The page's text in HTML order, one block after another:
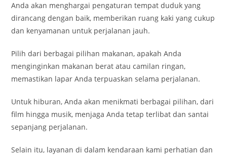
Anda akan menghargai pengaturan tempat duduk yang
dirancang dengan baik, memberikan ruang kaki yang cukup
dan kenyamanan untuk perjalanan jauh.
Pilih dari berbagai pilihan makanan, apakah Anda
menginginkan makanan berat atau camilan ringan,
memastikan lapar Anda terpuaskan selama perjalanan.
Untuk hiburan, Anda akan menikmati berbagai pilihan, dari
film hingga musik, menjaga Anda tetap terlibat dan santai
sepanjang perjalanan.
Selain itu, layanan di dalam kendaraan kami perhatian dan